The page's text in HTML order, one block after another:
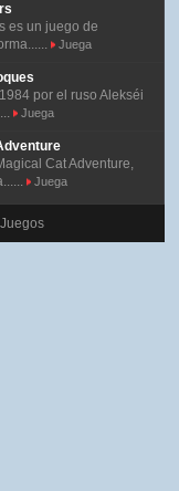
es un juego de
Juega
por el ruso Alekséi
Juega
Cat Adventure,
Juega